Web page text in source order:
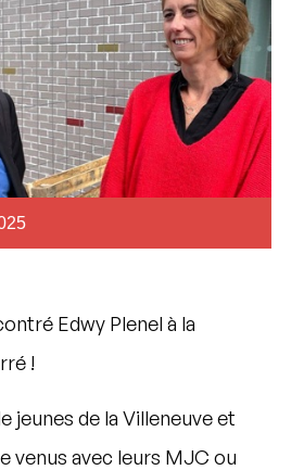
Edwy Plenel à la
!
jeunes de la Villeneuve et
venus avec leurs MJC ou